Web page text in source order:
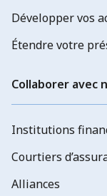
Développer vos
Étendre votre
Collaborer avec
Institutions
Courtiers
Alliances